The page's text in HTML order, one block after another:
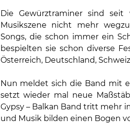
Die Gewürztraminer sind
Musikszene nicht mehr
Songs, die schon immer ein
bespielten sie schon diverse
Österreich, Deutschland,
Nun meldet sich die Band mit
setzt wieder mal neue
Gypsy – Balkan Band tritt mehr
und Musik bilden einen Bogen